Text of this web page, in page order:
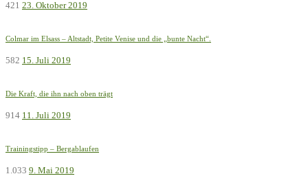
421 23. Oktober 2019
Colmar im Elsass – Altstadt, Petite Venise und die „bunte Nacht“.
582 15. Juli 2019
Die Kraft, die ihn nach oben trägt
914 11. Juli 2019
Trainingstipp – Bergablaufen
1.033 9. Mai 2019